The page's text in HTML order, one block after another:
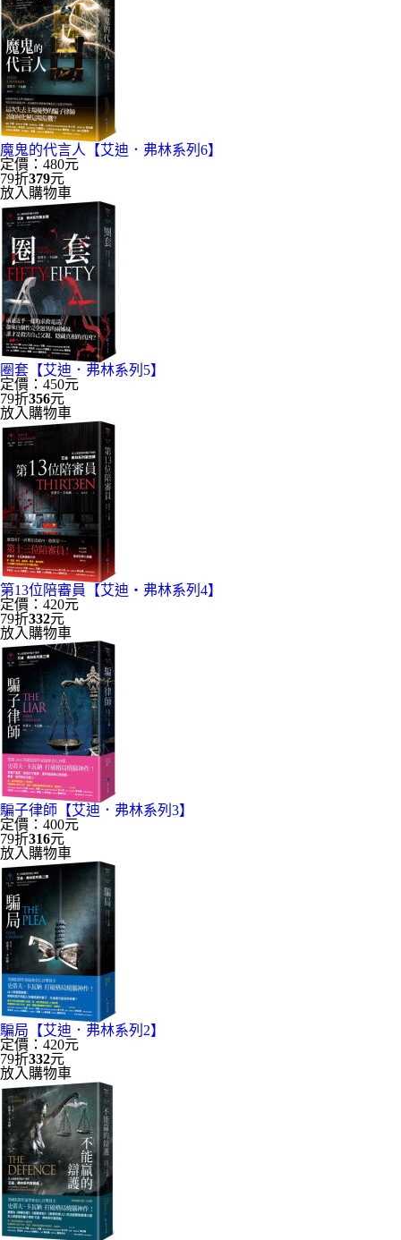
魔鬼的代言人【艾迪．弗林系列6】
定價：480元
79折379元
放入購物車
圈套【艾迪．弗林系列5】
定價：450元
79折356元
放入購物車
第13位陪審員【艾迪‧弗林系列4】
定價：420元
79折332元
放入購物車
騙子律師【艾迪．弗林系列3】
定價：400元
79折316元
放入購物車
騙局【艾迪．弗林系列2】
定價：420元
79折332元
放入購物車